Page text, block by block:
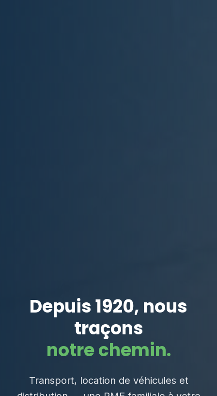
Depuis 1920, nous
traçons
notre chemin.
Transport, location de véhicules et